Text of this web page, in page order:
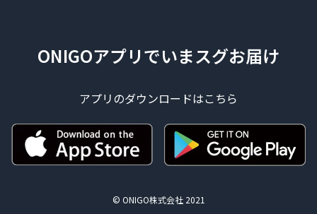
ONIGOアプリでいまスグお届け
アプリのダウンロードはこちら
© ONIGO株式会社 2021